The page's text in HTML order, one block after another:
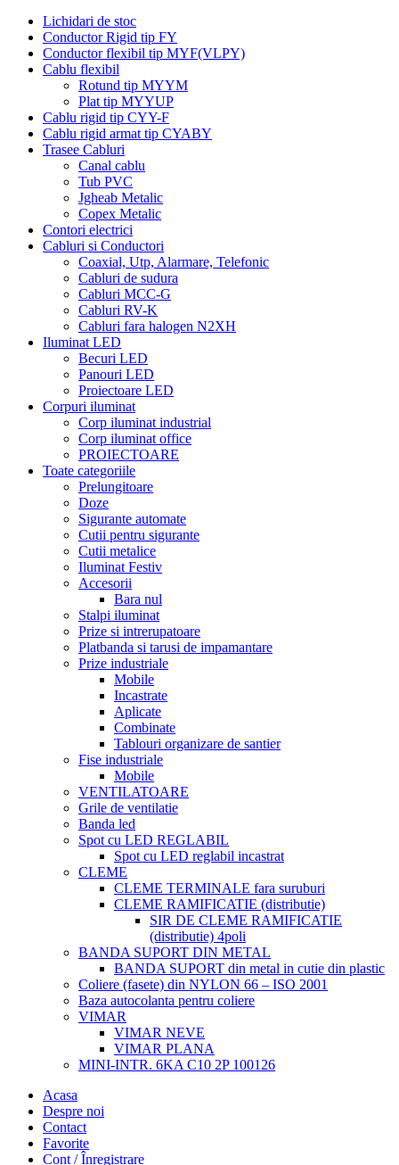
Lichidari de stoc
Conductor Rigid tip FY
Conductor flexibil tip MYF(VLPY)
Cablu flexibil
Rotund tip MYYM
Plat tip MYYUP
Cablu rigid tip CYY-F
Cablu rigid armat tip CYABY
Trasee Cabluri
Canal cablu
Tub PVC
Jgheab Metalic
Copex Metalic
Contori electrici
Cabluri si Conductori
Coaxial, Utp, Alarmare, Telefonic
Cabluri de sudura
Cabluri MCC-G
Cabluri RV-K
Cabluri fara halogen N2XH
Iluminat LED
Becuri LED
Panouri LED
Proiectoare LED
Corpuri iluminat
Corp iluminat industrial
Corp iluminat office
PROIECTOARE
Toate categoriile
Prelungitoare
Doze
Sigurante automate
Cutii pentru sigurante
Cutii metalice
Iluminat Festiv
Accesorii
Bara nul
Stalpi iluminat
Prize si intrerupatoare
Platbanda si tarusi de impamantare
Prize industriale
Mobile
Incastrate
Aplicate
Combinate
Tablouri organizare de santier
Fise industriale
Mobile
VENTILATOARE
Grile de ventilatie
Banda led
Spot cu LED REGLABIL
Spot cu LED reglabil incastrat
CLEME
CLEME TERMINALE fara suruburi
CLEME RAMIFICATIE (distributie)
SIR DE CLEME RAMIFICATIE
(distributie) 4poli
BANDA SUPORT DIN METAL
BANDA SUPORT din metal in cutie din plastic
Coliere (fasete) din NYLON 66 – ISO 2001
Baza autocolanta pentru coliere
VIMAR
VIMAR NEVE
VIMAR PLANA
MINI-INTR. 6KA C10 2P 100126
Acasa
Despre noi
Contact
Favorite
Cont / Înregistrare